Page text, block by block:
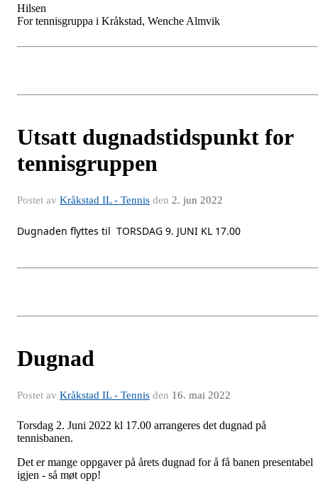
Hilsen
For tennisgruppa i Kråkstad, Wenche Almvik
Utsatt dugnadstidspunkt for
tennisgruppen
Postet av Kråkstad IL - Tennis den 2. jun 2022
Dugnaden flyttes til TORSDAG 9. JUNI KL 17.00
Dugnad
Postet av Kråkstad IL - Tennis den 16. mai 2022
Torsdag 2. Juni 2022 kl 17.00 arrangeres det dugnad på
tennisbanen.
Det er mange oppgaver på årets dugnad for å få banen presentabel
igjen - så møt opp!